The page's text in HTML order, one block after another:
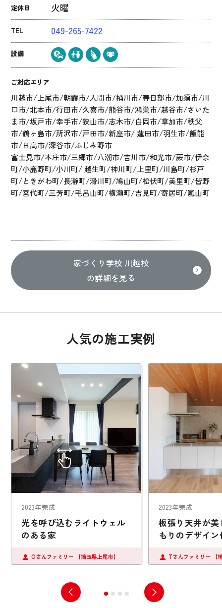
定休日 火曜
TEL 049-265-7422
設備
ご対応エリア
川越市/上尾市/朝霞市/入間市/桶川市/春日部市/加須市/川
口市/北本市/行田市/久喜市/熊谷市/鴻巣市/越谷市/さいた
ま市/坂戸市/幸手市/狭山市/志木市/白岡市/草加市/秩父
市/鶴ヶ島市/所沢市/戸田市/新座市/ 蓮田市/羽生市/飯能
市/日高市/深谷市/ふじみ野市
富士見市/本庄市/三郷市/八潮市/吉川市/和光市/蕨市/伊奈
町/小鹿野町/小川町/ 越生町/神川町/上里町/川島町/杉戸
町/ときがわ町/長瀞町/滑川町/鳩山町/松伏町/美里町/皆野
町/宮代町/三芳町/毛呂山町/横瀬町/吉見町/寄居町/嵐山町
家づくり学校 川越校
の詳細を見る
人気の施工実例
2023年完成
光を呼び込むライトウェル
のある家
Oさんファミリー 【埼玉県上尾市】
2023年完成
板張り天井が
もりのデザイン
Tさんファミリー 【